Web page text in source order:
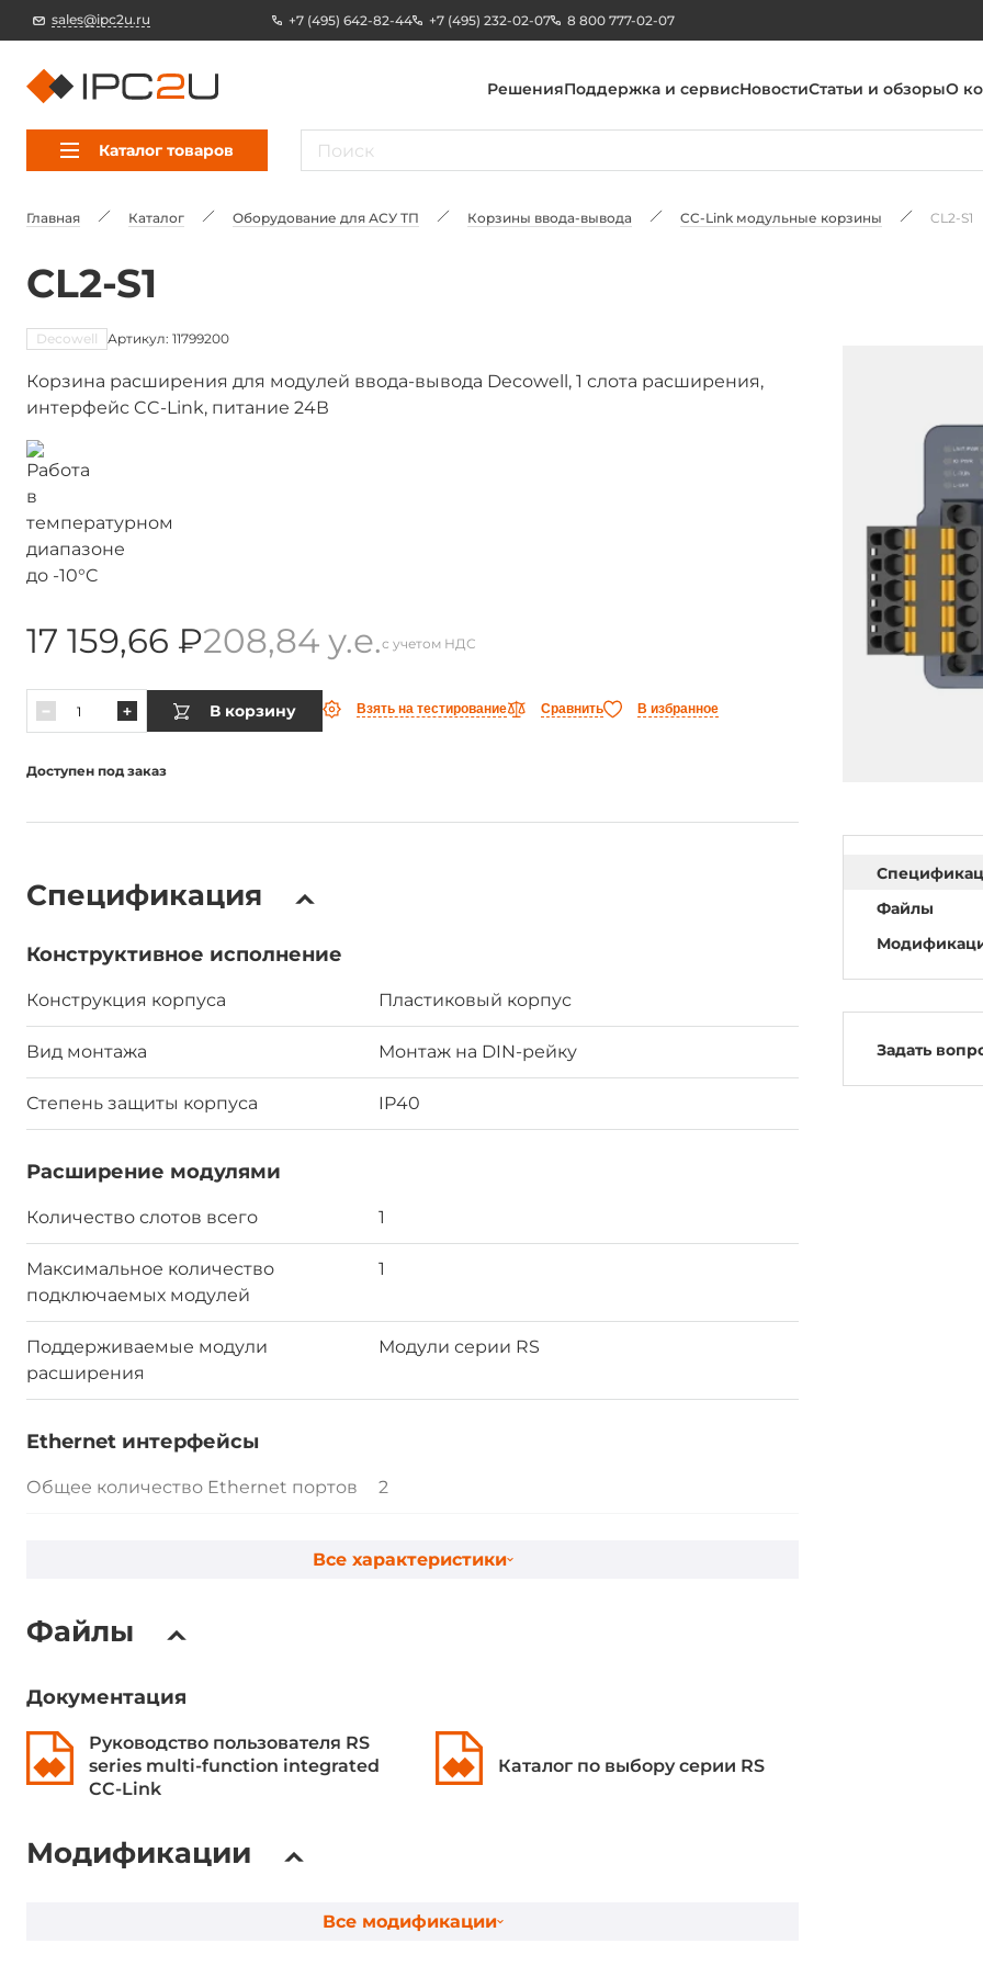
sales@ipc2u.ru +7 (495) 642-82-44 +7 (495) 232-02-07 8 800 777-02-07
РешенияПоддержка и сервисНовостиСтатьи и обзорыО
Каталог товаров
Главная Каталог Оборудование для АСУ ТП Корзины ввода-вывода CC-Link модульные корзины CL2-S1
CL2-S1
Decowell Артикул: 11799200
Корзина расширения для модулей ввода-вывода Decowell, 1 слота расширения,
интерфейс CC-Link, питание 24В
17 159,66 ₽208,84 у.е.с учетом НДС
В корзину Взять на тестирование Сравнить В избранное
Доступен под заказ
Спецификация
Конструктивное исполнение
Конструкция корпуса Пластиковый корпус
Вид монтажа Монтаж на DIN-рейку
Степень защиты корпуса IP40
Расширение модулями
Количество слотов всего 1
Максимальное количество
подключаемых модулей
1
Поддерживаемые модули
расширения
Модули серии RS
Ethernet интерфейсы
Общее количество Ethernet портов 2
Ширина 105.5 мм
Высота
Все характеристики
Файлы
Документация
Руководство пользователя RS
series multi-function integrated
CC-Link
Каталог по выбору серии RS
Модификации
Все модификации
Файлы
Задать